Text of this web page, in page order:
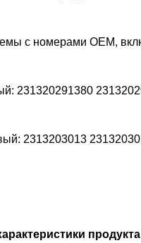
с номерами OEM,
231320291380
2313203013
продукта